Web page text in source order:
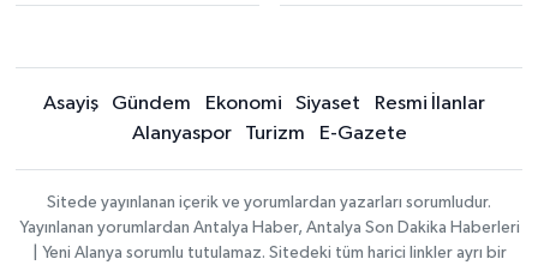
Asayiş Gündem Ekonomi Siyaset
Resmi İlanlar
Alanyaspor
Turizm E-Gazete
Sitede yayınlanan içerik ve yorumlardan yazarları sorumludur.
Yayınlanan yorumlardan Antalya Haber, Antalya Son Dakika Haberleri
| Yeni Alanya sorumlu tutulamaz. Sitedeki tüm harici linkler ayrı bir